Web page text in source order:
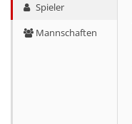
Spieler
Mannschaften